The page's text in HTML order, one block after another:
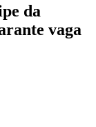
da
vaga